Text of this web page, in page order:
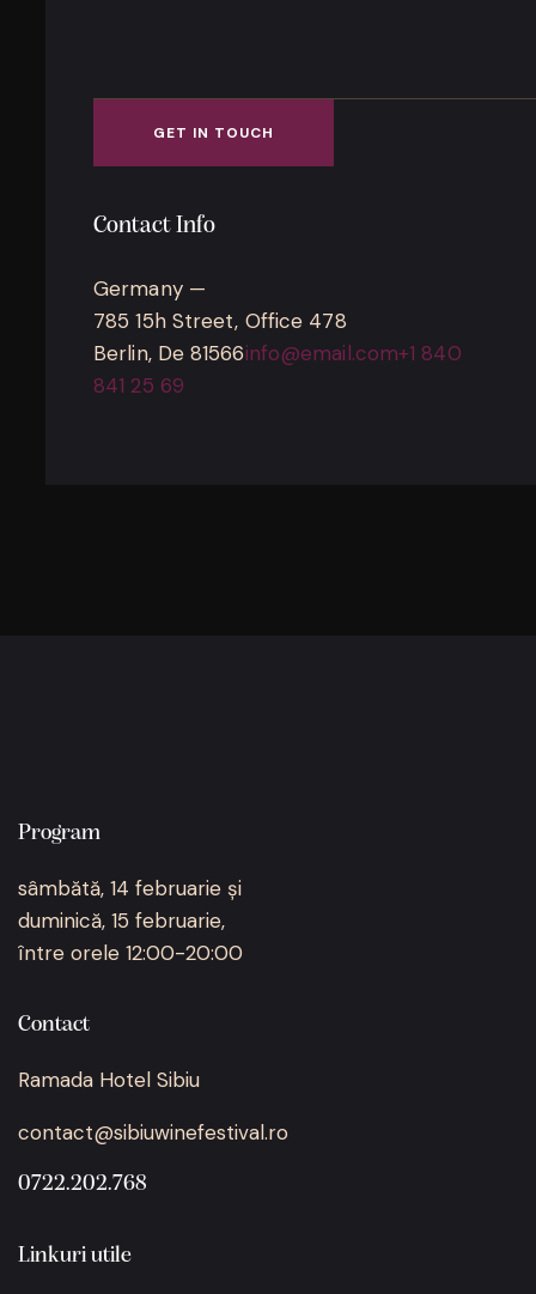
Contact Info
Germany —
785 15h Street, Office 478
Berlin, De 81566info@email.com+1 840
841 25 69
Program
sâmbătă, 14 februarie și
duminică, 15 februarie,
între orele 12:00-20:00
Contact
Ramada Hotel Sibiu
contact@sibiuwinefestival.ro
0722.202.768
Linkuri utile